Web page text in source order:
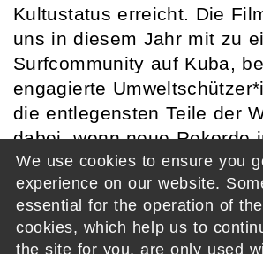
Kultustatus erreicht. Die
uns in diesem Jahr mit zu
Surfcommunity auf Kuba,
engagierte
die entlegensten Teile der
dabei, wenn neue Rekorde
Eisschwimmen und
aufgestellt werden.
Production: International Ocean
We use cookies to ensure you
experience on our website.
essential for the operation of
cookies, which help us to
the site for you, are only used